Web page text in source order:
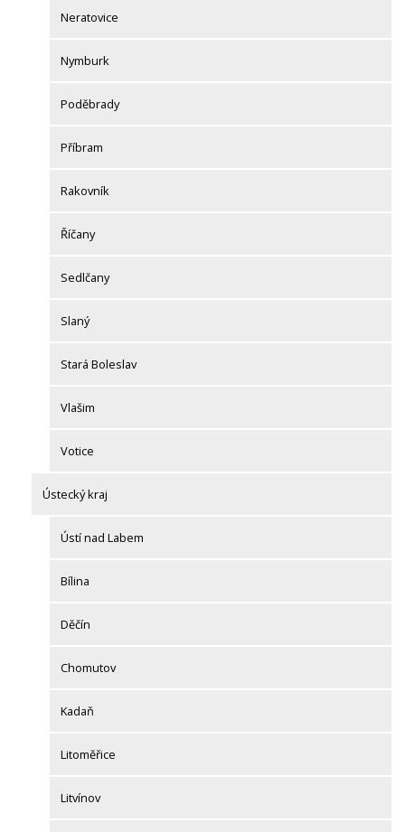
Neratovice
Nymburk
Poděbrady
Příbram
Rakovník
Říčany
Sedlčany
Slaný
Stará Boleslav
Vlašim
Votice
Ústecký kraj
Ústí nad Labem
Bílina
Děčín
Chomutov
Kadaň
Litoměřice
Litvínov